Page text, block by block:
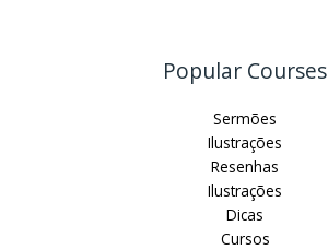
Popular Courses
Sermões
Ilustrações
Resenhas
Ilustrações
Dicas
Cursos